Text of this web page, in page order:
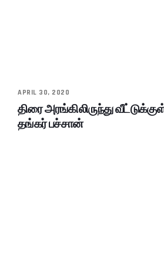
APRIL 30, 2020
திரை அரங்கிலிருந்து
தங்கர் பச்சான்